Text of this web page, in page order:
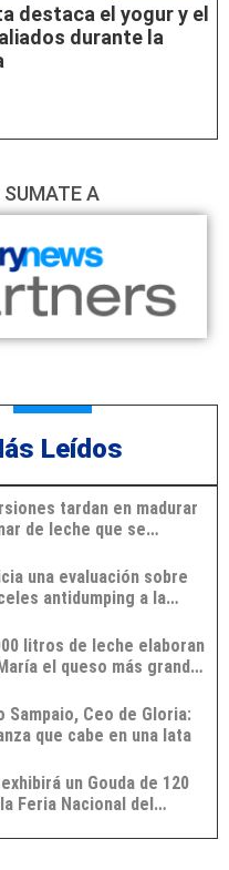
destaca el yogur y el
durante la
SUMATE A
Leídos
tardan en madurar
de leche que se
una evaluación sobre
antidumping a la
litros de leche elaboran
el queso más grande
Sampaio, Ceo de Gloria:
que cabe en una lata
un Gouda de 120
Feria Nacional del